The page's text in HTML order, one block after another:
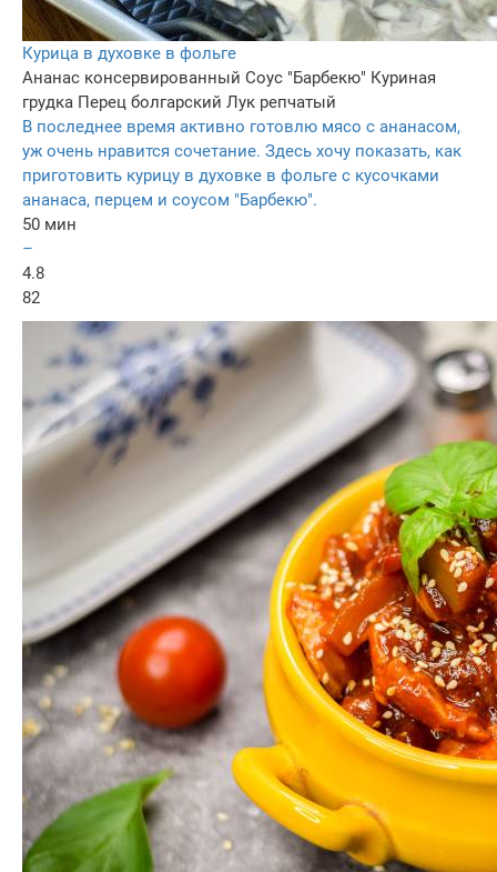
Курица в духовке в фольге
Ананас консервированный Соус "Барбекю" Куриная
грудка Перец болгарский Лук репчатый
В последнее время активно готовлю мясо c ананасом,
уж очень нравится сочетание. Здесь хочу показать, как
приготовить курицу в духовке в фольге с кусочками
ананаса, перцем и соусом "Барбекю".
50 мин
–
4.8
82